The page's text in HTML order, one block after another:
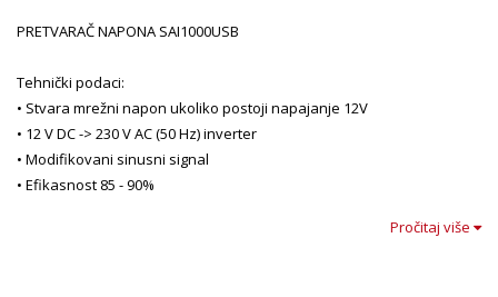
PRETVARAČ NAPONA SAI1000USB
Tehnički podaci:
• Stvara mrežni napon ukoliko postoji napajanje 12V
• 12 V DC -> 230 V AC (50 Hz) inverter
• Modifikovani sinusni signal
• Efikasnost 85 - 90%
Pročitaj više